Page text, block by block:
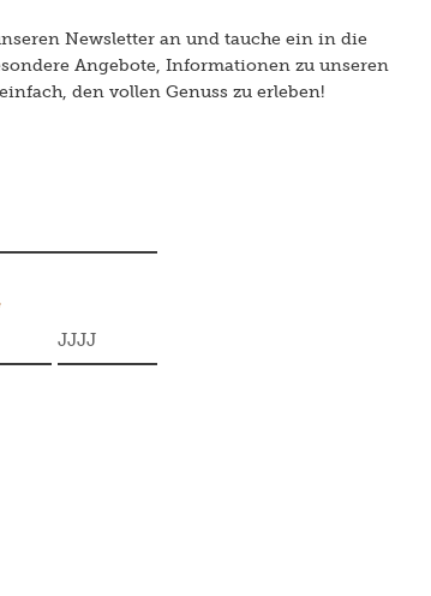
Newsletter an und tauche ein in die
Angebote, Informationen zu unseren
den vollen Genuss zu erleben!